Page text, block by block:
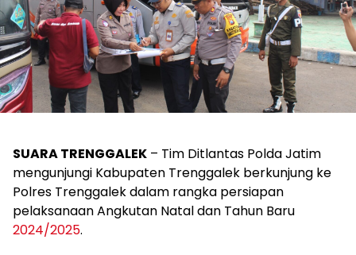
SUARA TRENGGALEK – Tim Ditlantas Polda Jatim
mengunjungi Kabupaten Trenggalek berkunjung ke
Polres Trenggalek dalam rangka persiapan
pelaksanaan Angkutan Natal dan Tahun Baru
2024/2025.